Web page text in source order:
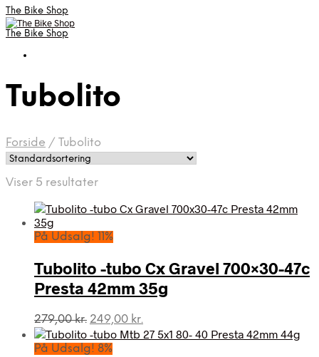
The Bike Shop
The Bike Shop
Tubolito
Forside / Tubolito
Viser 5 resultater
På Udsalg! 11%
Tubolito -tubo Cx Gravel 700×30-47c
Presta 42mm 35g
279,00kr. Den
oprindelige
pris
249,00 kr.
aktuelle
På Udsalg! 8%